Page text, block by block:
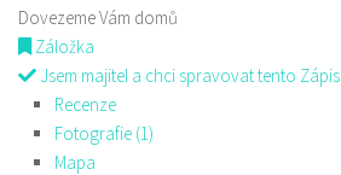
Dovezeme Vám domů
Záložka
Jsem majitel a chci spravovat tento Zápis
Recenze
Fotografie (1)
Mapa